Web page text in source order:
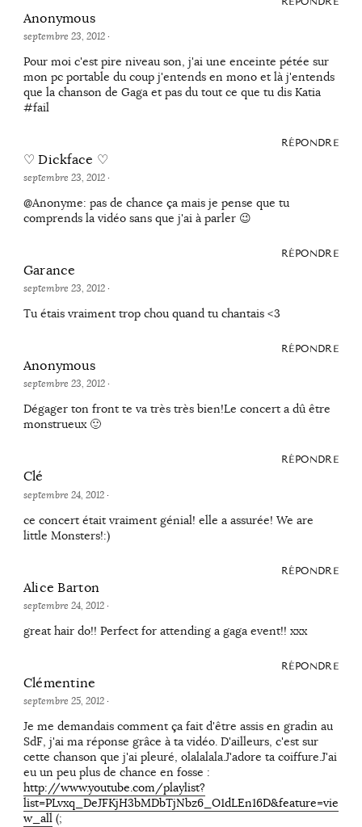
Anonymous
septembre 23, 2012·
Pour moi c'est pire niveau son, j'ai une enceinte pétée sur
mon pc portable du coup j'entends en mono et là j'entends
que la chanson de Gaga et pas du tout ce que tu dis Katia
#fail
RÉPONDRE
♡ Dickface ♡
septembre 23, 2012·
@Anonyme: pas de chance ça mais je pense que tu
comprends la vidéo sans que j'ai à parler 😉
RÉPONDRE
Garance
septembre 23, 2012·
Tu étais vraiment trop chou quand tu chantais <3
RÉPONDRE
Anonymous
septembre 23, 2012·
Dégager ton front te va très très bien!Le concert a dû être
monstrueux 🙂
RÉPONDRE
Clé
septembre 24, 2012·
ce concert était vraiment génial! elle a assurée! We are
little Monsters!:)
RÉPONDRE
Alice Barton
septembre 24, 2012·
great hair do!! Perfect for attending a gaga event!! xxx
RÉPONDRE
Clémentine
septembre 25, 2012·
Je me demandais comment ça fait d'être assis en gradin au
SdF, j'ai ma réponse grâce à ta vidéo. D'ailleurs, c'est sur
cette chanson que j'ai pleuré, olalalala.J'adore ta coiffure.J'ai
eu un peu plus de chance en fosse :
http://www.youtube.com/playlist?
list=PLvxq_DeJFKjH3bMDbTjNbz6_O1dLEn16D&feature=vie
w_all(;